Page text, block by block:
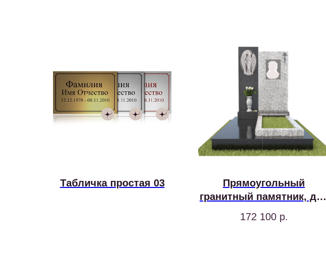
Табличка простая 03
Прямоугольный
гранитный памятник, два
172 100 р.